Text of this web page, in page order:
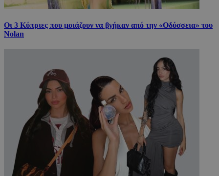
Οι 3 Κύπριες που μοιάζουν να βγήκαν από την «Οδύσσεια» του
Nolan